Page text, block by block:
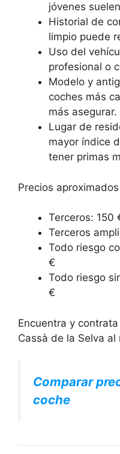
jóvenes
Historial de
limpio puede
Uso del
profesional o
Modelo y
coches más
más asegurar.
Lugar de
mayor índice
tener primas
Precios
Terceros: 150
Terceros
Todo riesgo
€
Todo riesgo
€
Encuentra y
Cassà de la Selva al
Comparar
coche